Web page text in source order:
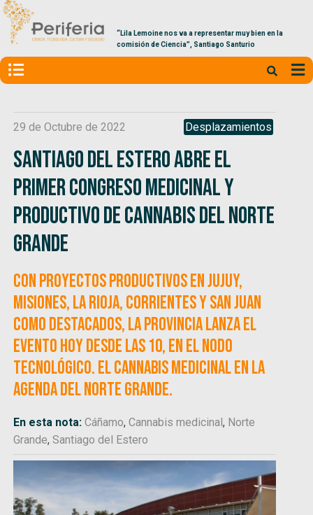
“Lila Lemoine nos va a representar muy bien en la
comisión de Ciencia”, Santiago Santurio
29 de Octubre de 2022 Desplazamientos
Santiago del Estero abre el
Primer Congreso Medicinal y
Productivo de Cannabis del Norte
Grande
Con proyectos productivos en Jujuy,
Misiones, La Rioja, Corrientes y San Juan
como destacados, la provincia lanza el
evento hoy desde las 10, en el Nodo
Tecnológico. El cannabis medicinal en la
agenda del norte grande.
En esta nota:Cáñamo,Cannabis medicinal, Norte
Grande,Santiago del Estero